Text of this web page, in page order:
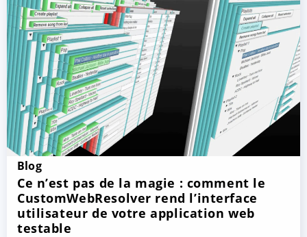
Blog
Ce n’est pas de la magie : comment le
CustomWebResolver rend l’interface
utilisateur de votre application web
testable